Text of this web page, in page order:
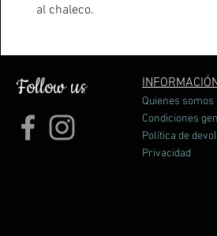
al chaleco.
Follow us
Quienes somos
Condiciones
Política de
Privacidad